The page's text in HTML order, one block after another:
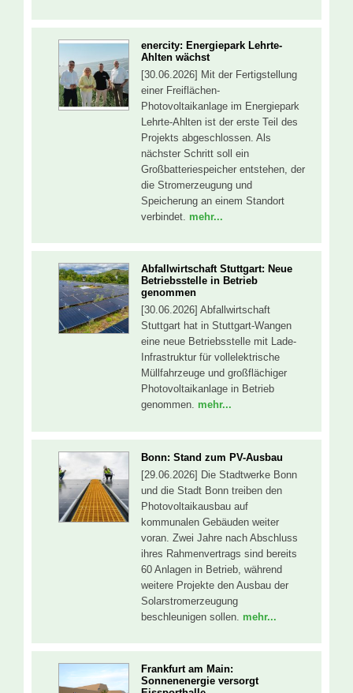
enercity: Energiepark Lehrte-
Ahlten wächst
[30.06.2026] Mit der Fertigstellung
einer Freiflächen-
Photovoltaikanlage im Energiepark
Lehrte-Ahlten ist der erste Teil des
Projekts abgeschlossen. Als
nächster Schritt soll ein
Großbatteriespeicher entstehen, der
die Stromerzeugung und
Speicherung an einem Standort
verbindet. mehr...
Abfallwirtschaft Stuttgart: Neue
Betriebsstelle in Betrieb
genommen
[30.06.2026] Abfallwirtschaft
Stuttgart hat in Stuttgart-Wangen
eine neue Betriebsstelle mit Lade-
Infrastruktur für vollelektrische
Müllfahrzeuge und großflächiger
Photovoltaikanlage in Betrieb
genommen. mehr...
Bonn: Stand zum PV-Ausbau
[29.06.2026] Die Stadtwerke Bonn
und die Stadt Bonn treiben den
Photovoltaikausbau auf
kommunalen Gebäuden weiter
voran. Zwei Jahre nach Abschluss
ihres Rahmenvertrags sind bereits
60 Anlagen in Betrieb, während
weitere Projekte den Ausbau der
Solarstromerzeugung
beschleunigen sollen. mehr...
Frankfurt am Main:
Sonnenenergie versorgt